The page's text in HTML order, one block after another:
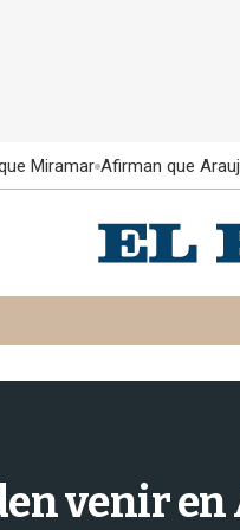
Miramar Afirman que
venir